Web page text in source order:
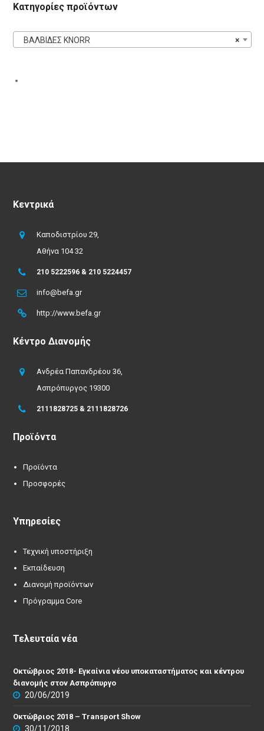
Κατηγορίες προϊόντων
×
ΒΑΛΒΙΔΕΣ KNORR
Κεντρικά
Καποδιστρίου 29,
Αθήνα 104 32
210 5222596 & 210 5224457
info@befa.gr
http://www.befa.gr
Κέντρο Διανομής
Ανδρέα Παπανδρέου 36,
Ασπρόπυργος 19300
2111828725 & 2111828726
Προϊόντα
Προϊόντα
Προσφορές
Υπηρεσίες
Τεχνική υποστήριξη
Εκπαίδευση
Διανομή προϊόντων
Πρόγραμμα Core
Τελευταία νέα
Οκτώβριος 2018- Εγκαίνια νέου υποκαταστήματος και κέντρου
διανομής στον Ασπρόπυργο
20/06/2019
Οκτώβριος 2018 – Transport Show
30/11/2018